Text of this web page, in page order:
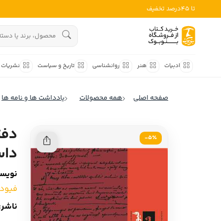
تا 45درصد تخفیف
ادبیات هنر روانشناسی تاریخ و سیاست نشریات
ادبیات ایران
ادبیات فرانسه
ادبیات ایتالیا
ادبیات روسیه
ادبیات آمریکای لاتین
ادبیات
صفحه اصلی همه محصولات یادداشت ها و نامه ها
5٪-